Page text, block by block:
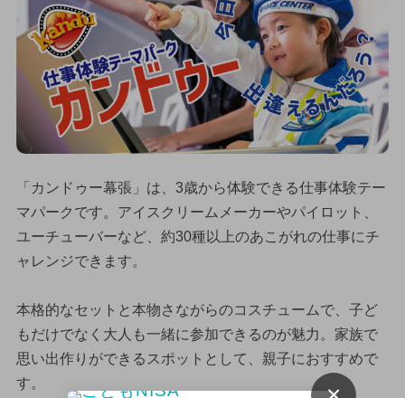
「カンドゥー幕張」は、3歳から体験できる仕事体験テー
マパークです。アイスクリームメーカーやパイロット、
ユーチューバーなど、約30種以上のあこがれの仕事にチ
ャレンジできます。
本格的なセットと本物さながらのコスチュームで、子ど
もだけでなく大人も一緒に参加できるのが魅力。家族で
思い出作りができるスポットとして、親子におすすめで
す。